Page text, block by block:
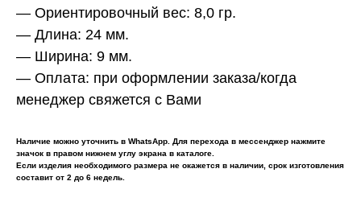
— Ориентировочный вес: 8,0 гр.
— Длина: 24 мм.
— Ширина: 9 мм.
— Оплата: при оформлении заказа/когда
менеджер свяжется с Вами
Наличие можно уточнить в WhatsApp. Для перехода в мессенджер нажмите
значок в правом нижнем углу экрана в каталоге.
Если изделия необходимого размера не окажется в наличии, срок изготовления
составит от 2 до 6 недель.